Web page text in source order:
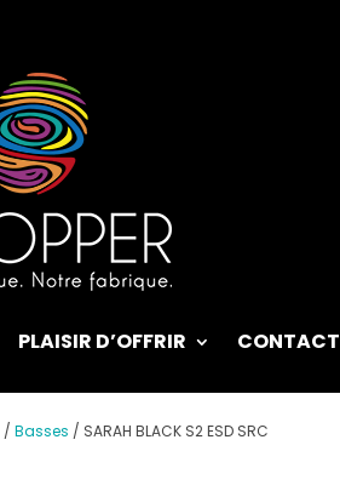
PLAISIR D’OFFRIR CONTACT
/Basses / SARAH BLACK S2 ESD SRC